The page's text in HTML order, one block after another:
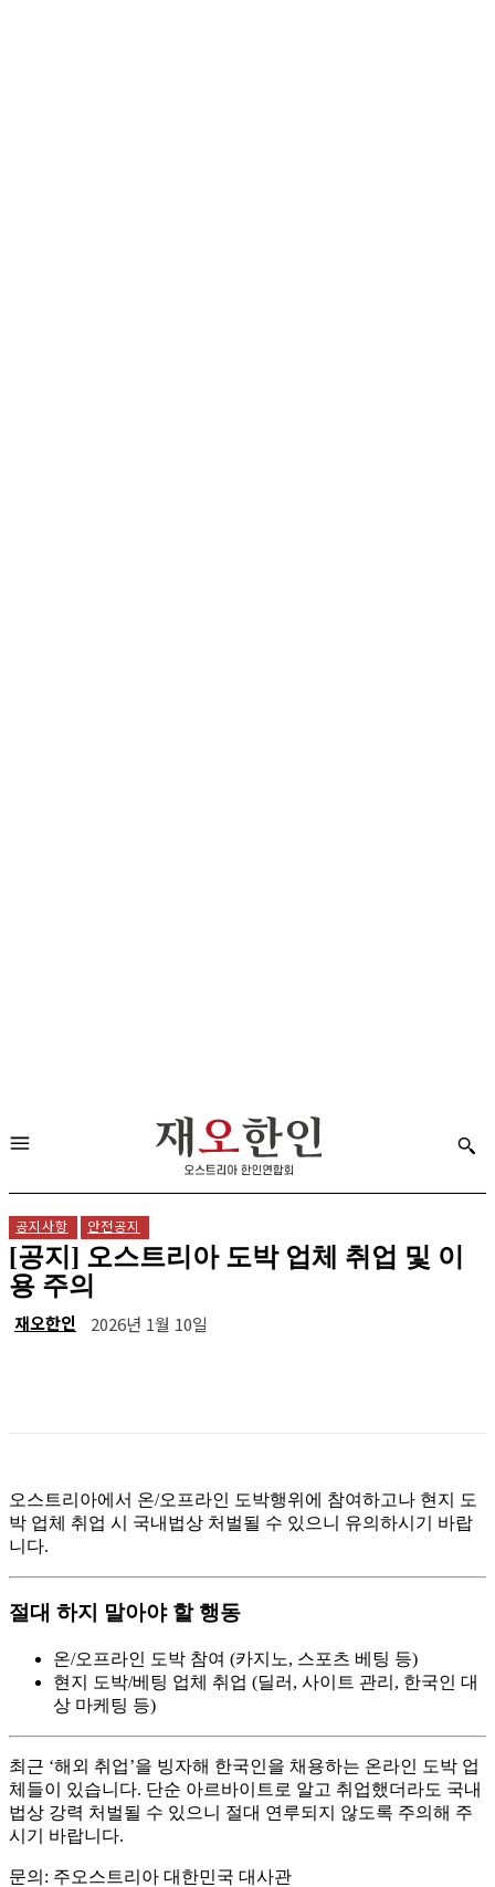
공지사항 안전공지
[공지] 오스트리아 도박 업체 취업 및 이
용 주의
재오한인 2026년 1월 10일
오스트리아에서 온/오프라인 도박행위에 참여하고나 현지 도
박 업체 취업 시 국내법상 처벌될 수 있으니 유의하시기 바랍
니다.
절대 하지 말아야 할 행동
온/오프라인 도박 참여 (카지노, 스포츠 베팅 등)
현지 도박/베팅 업체 취업 (딜러, 사이트 관리, 한국인 대
상 마케팅 등)
최근 ‘해외 취업’을 빙자해 한국인을 채용하는 온라인 도박 업
체들이 있습니다. 단순 아르바이트로 알고 취업했더라도 국내
법상 강력 처벌될 수 있으니 절대 연루되지 않도록 주의해 주
시기 바랍니다.
문의: 주오스트리아 대한민국 대사관